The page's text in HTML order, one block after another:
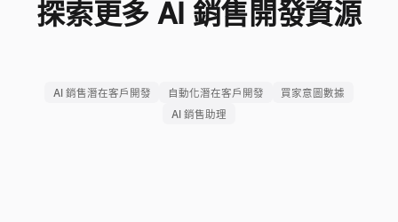
探索更多 AI 銷售開發資源
AI 銷售潛在客戶開發 自動化潛在客戶開發
買家意圖數據
AI 銷售助理